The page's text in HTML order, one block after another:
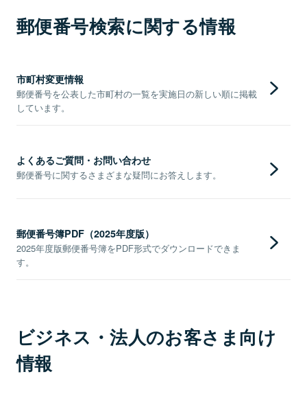
郵便番号検索に関する情報
市町村変更情報
郵便番号を公表した市町村の一覧を実施日の新しい順に掲載
しています。
よくあるご質問・お問い合わせ
郵便番号に関するさまざまな疑問にお答えします。
郵便番号簿PDF（2025年度版）
2025年度版郵便番号簿をPDF形式でダウンロードできま
す。
ビジネス・法人のお客さま向け
情報